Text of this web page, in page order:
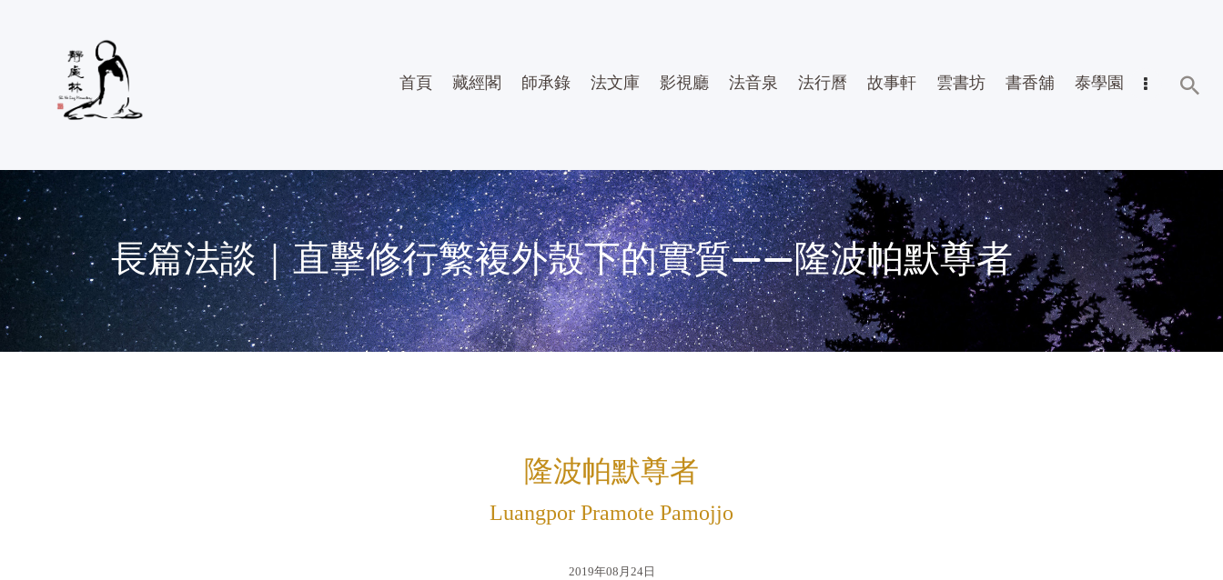
首頁 藏經閣 師承錄 法文庫 影視廳 法音泉 法行曆 故事軒 雲書坊 書香舖 泰學園
長篇法談｜直擊修行繁複外殼下的實質——隆波帕默尊者
隆波帕默尊者
Luangpor Pramote Pamojjo
2019年08月24日